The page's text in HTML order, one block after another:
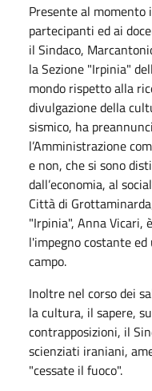
Presente al momento
partecipanti ed ai
il Sindaco,
la Sezione "Irpinia"
mondo rispetto alla
divulgazione della
sismico, ha
l’Amministrazione
e non, che si sono
dall’economia, al
Città di
"Irpinia", Anna Vicari,
l'impegno costante
campo.
Inoltre nel corso dei
la cultura, il sapere,
contrapposizioni, il
scienziati iraniani,
"cessate il fuoco".